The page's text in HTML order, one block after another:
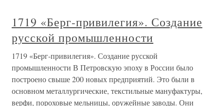
1719 «Берг-привилегия». Создание
русской промышленности
1719 «Берг-привилегия». Создание русской
промышленности В Петровскую эпоху в России было
построено свыше 200 новых предприятий. Это были в
основном металлургические, текстильные мануфактуры,
верфи, пороховые мельницы, оружейные заводы. Они